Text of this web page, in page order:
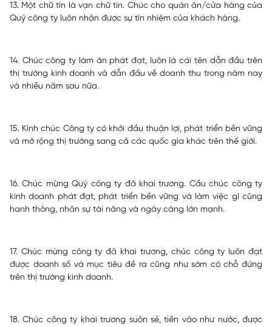
13. Một chữ tín là vạn chữ tin. Chúc cho quán ăn/cửa hàng của
Quý công ty luôn nhận được sự tín nhiệm của khách hàng.
14. Chúc công ty làm ăn phát đạt, luôn là cái tên dẫn đầu trên
thị trường kinh doanh và dẫn đầu về doanh thu trong năm nay
và nhiều năm sau nữa.
15. Kính chúc Công ty có khởi đầu thuận lợi, phát triển bền vững
và mở rộng thị trường sang cả các quốc gia khác trên thế giới.
16. Chúc mừng Quý công ty đã khai trương. Cầu chúc công ty
kinh doanh phát đạt, phát triển bền vững và làm việc gì cũng
hanh thông, nhân sự tài năng và ngày càng lớn mạnh.
17. Chúc mừng công ty đã khai trương, chúc công ty luôn đạt
được doanh số và mục tiêu đề ra cũng như sớm có chỗ đứng
trên thị trường kinh doanh.
18. Chúc công ty khai trương suôn sẻ, tiền vào như nước, được